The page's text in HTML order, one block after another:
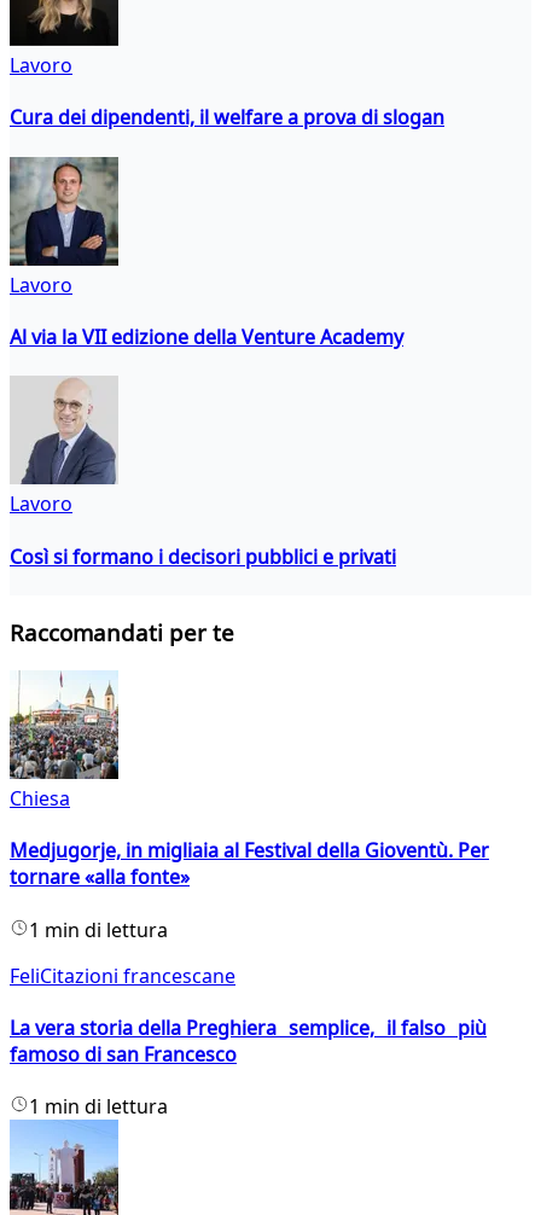
Lavoro
Cura dei dipendenti, il welfare a prova di slogan
Lavoro
Al via la VII edizione della Venture Academy
Lavoro
Così si formano i decisori pubblici e privati
Raccomandati per te
Chiesa
Medjugorje, in migliaia al Festival della Gioventù. Per
tornare «alla fonte»
1 min di lettura
FeliCitazioni francescane
La vera storia della Preghiera semplice, il falso più
famoso di san Francesco
1 min di lettura